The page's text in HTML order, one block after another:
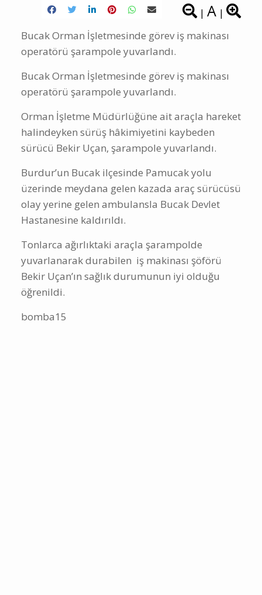
| A |
Bucak Orman İşletmesinde görev iş makinası
operatörü şarampole yuvarlandı.
Bucak Orman İşletmesinde görev iş makinası
operatörü şarampole yuvarlandı.
Orman İşletme Müdürlüğüne ait araçla hareket
halindeyken sürüş hâkimiyetini kaybeden
sürücü Bekir Uçan, şarampole yuvarlandı.
Burdur’un Bucak ilçesinde Pamucak yolu
üzerinde meydana gelen kazada araç sürücüsü
olay yerine gelen ambulansla Bucak Devlet
Hastanesine kaldırıldı.
Tonlarca ağırlıktaki araçla şarampolde
yuvarlanarak durabilen iş makinası şöförü
Bekir Uçan’ın sağlık durumunun iyi olduğu
öğrenildi.
bomba15